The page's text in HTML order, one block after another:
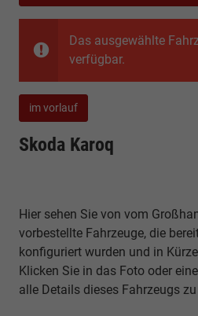
Das ausgewählte
verfügbar.
im vorlauf
Skoda Karoq
Hier sehen Sie von vom
vorbestellte Fahrzeuge, die
konfiguriert wurden und in
Klicken Sie in das Foto oder
alle Details dieses Fahrzeugs